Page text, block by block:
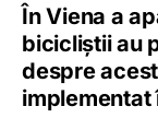
În Viena a
bicicliștii au
despre
implementat